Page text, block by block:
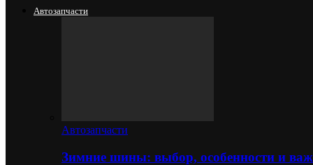
Автозапчасти
Автозапчасти
Зимние шины: выбор, особенности и